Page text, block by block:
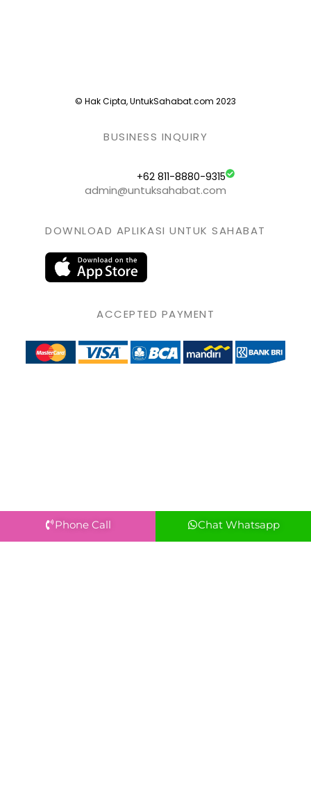
© Hak Cipta, UntukSahabat.com 2023
BUSINESS INQUIRY
+62 811-8880-9315
admin@untuksahabat.com
DOWNLOAD APLIKASI UNTUK SAHABAT
ACCEPTED PAYMENT
Phone Call Chat Whatsapp